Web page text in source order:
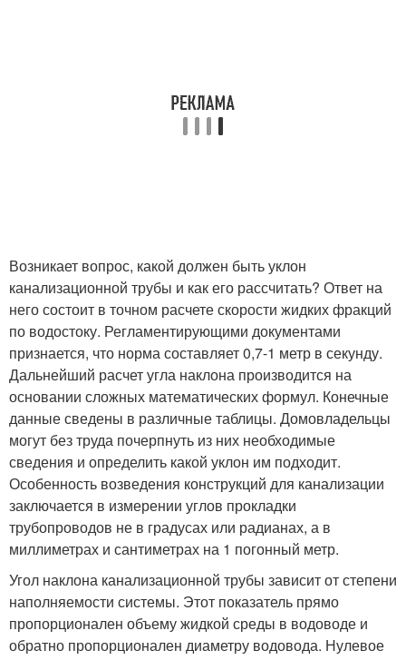
Возникает вопрос, какой должен быть уклон
канализационной трубы и как его рассчитать? Ответ на
него состоит в точном расчете скорости жидких фракций
по водостоку. Регламентирующими документами
признается, что норма составляет 0,7-1 метр в секунду.
Дальнейший расчет угла наклона производится на
основании сложных математических формул. Конечные
данные сведены в различные таблицы. Домовладельцы
могут без труда почерпнуть из них необходимые
сведения и определить какой уклон им подходит.
Особенность возведения конструкций для канализации
заключается в измерении углов прокладки
трубопроводов не в градусах или радианах, а в
миллиметрах и сантиметрах на 1 погонный метр.
Угол наклона канализационной трубы зависит от степени
наполняемости системы. Этот показатель прямо
пропорционален объему жидкой среды в водоводе и
обратно пропорционален диаметру водовода. Нулевое